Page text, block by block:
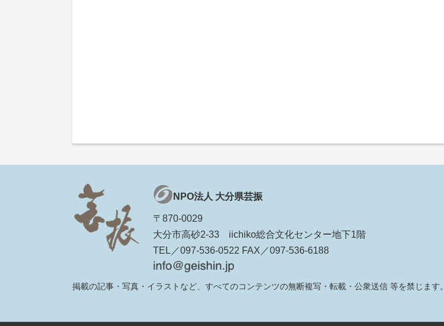
NPO法人 大分県芸振
〒870-0029
大分市高砂2-33 iichiko総合文化センター地下1階
TEL／097-536-0522 FAX／097-536-6188
掲載の記事・写真・イラストなど、すべてのコンテンツの無断複写・転載・公衆送信 等を禁じます。